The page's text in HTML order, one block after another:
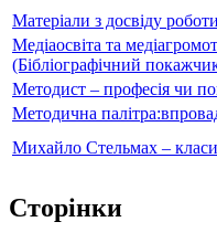
Матеріали з досвіду
Медіаосвіта та
(Бібліографічний
Методист – професія чи
Методична
Михайло Стельмах –
Сторінки